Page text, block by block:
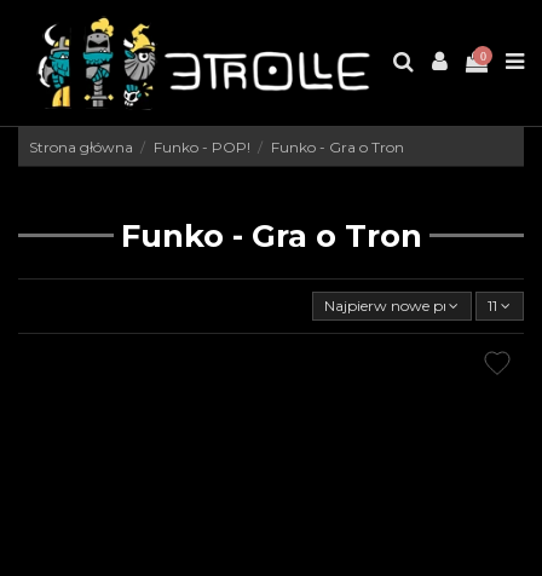
0
Strona główna Funko - POP! Funko - Gra o Tron
Funko - Gra o Tron
Najpierw nowe produkty11